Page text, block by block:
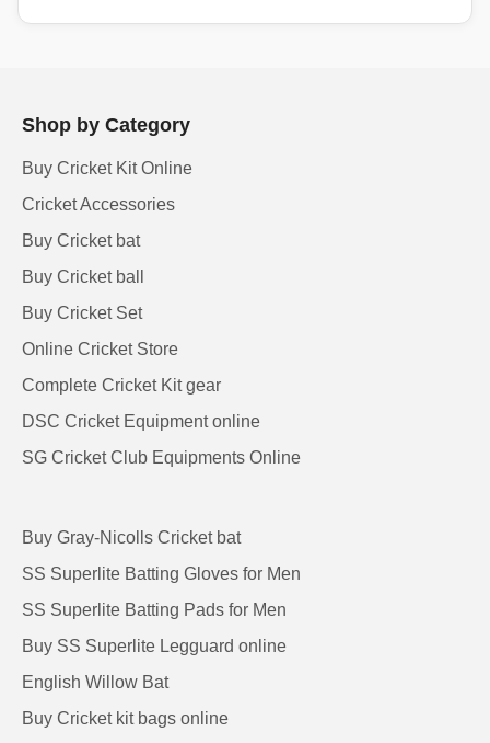
Shop by Category
Buy Cricket Kit Online
Cricket Accessories
Buy Cricket bat
Buy Cricket ball
Buy Cricket Set
Online Cricket Store
Complete Cricket Kit gear
DSC Cricket Equipment online
SG Cricket Club Equipments Online
Buy Gray-Nicolls Cricket bat
SS Superlite Batting Gloves for Men
SS Superlite Batting Pads for Men
Buy SS Superlite Legguard online
English Willow Bat
Buy Cricket kit bags online